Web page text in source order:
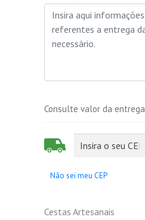
Consulte valor da entrega
Não sei meu CEP
Cestas Artesanais